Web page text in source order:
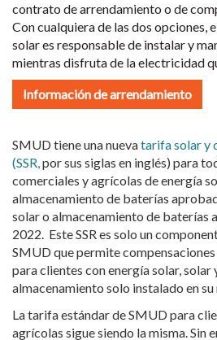
contrato de arrendamiento o de
Con cualquiera de las dos opciones,
solar es responsable de instalar y
mientras disfruta de la electricidad
Información de arrendamiento
SMUD tiene una nuevatarifa solar y
(SSR,por sus siglas en inglés) para
comerciales y agrícolas de energía
almacenamiento de baterías
solar o almacenamiento de baterías
2022. Este SSR es solo un
SMUD que permite
para clientes con energía solar, solar
almacenamiento solo instalado en
La tarifa estándar de SMUD para
agrícolas sigue siendo la misma. Sin